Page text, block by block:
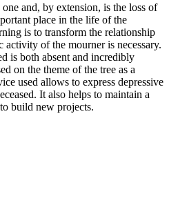
and, by extension, is the loss of
place in the life of the
is to transform the relationship
activity of the mourner is necessary.
is both absent and incredibly
on the theme of the tree as a
used allows to express depressive
It also helps to maintain a
build new projects.